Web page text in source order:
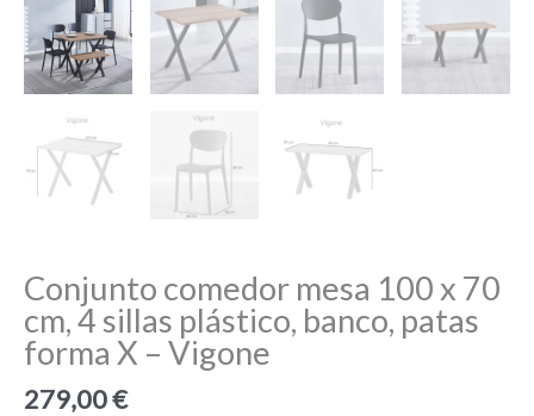
Conjunto comedor mesa 100 x 70
cm, 4 sillas plástico, banco, patas
forma X – Vigone
279,00€